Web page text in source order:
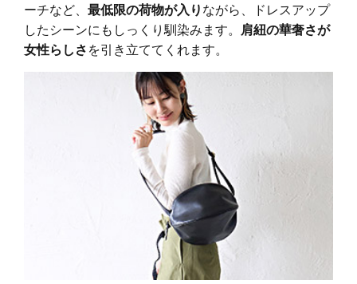
ーチなど、 最低限の荷物が入り ながら、ドレスアップ
したシーンにもしっくり馴染みます。 肩紐の華奢さが
女性らしさ を引き立ててくれます。